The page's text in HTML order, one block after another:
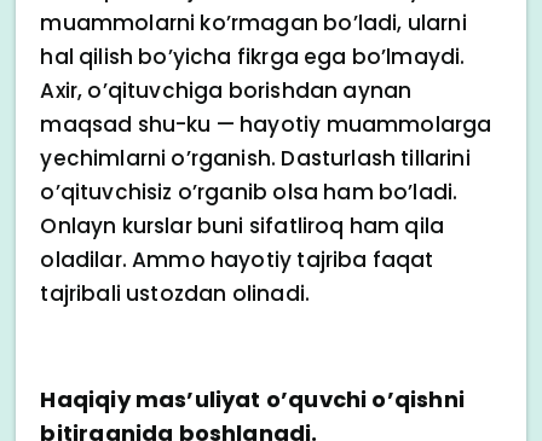
muammolarni ko’rmagan bo’ladi, ularni
hal qilish bo’yicha fikrga ega bo’lmaydi.
Axir, o’qituvchiga borishdan aynan
maqsad shu-ku — hayotiy muammolarga
yechimlarni o’rganish. Dasturlash tillarini
o’qituvchisiz o’rganib olsa ham bo’ladi.
Onlayn kurslar buni sifatliroq ham qila
oladilar. Ammo hayotiy tajriba faqat
tajribali ustozdan olinadi.
Haqiqiy mas’uliyat o’quvchi o’qishni
bitirganida boshlanadi.